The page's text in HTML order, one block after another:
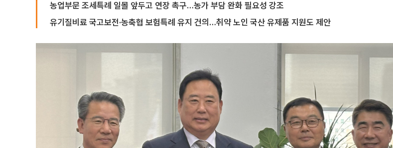
농업부문 조세특례 일몰 앞두고 연장 촉구…농가 부담 완화 필요성 강조
유기질비료 국고보전·농축협 보험특례 유지 건의…취약 노인 국산 유제품 지원도 제안